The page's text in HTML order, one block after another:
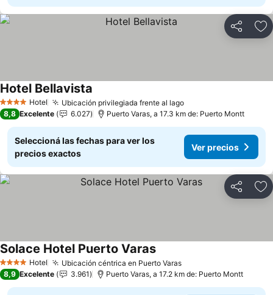
Compartir
4 EstrellasHotel Ubicación privilegiada frente al lago
Hotel Bellavista
8,8 Excelente 6.027 Puerto Varas, a 17.3 km de: Puerto Montt
Seleccioná las fechas para ver los
precios exactos
Ver precios
Compartir
4 EstrellasHotel Ubicación céntrica en Puerto Varas
Solace Hotel Puerto Varas
8,9 Excelente 3.961 Puerto Varas, a 17.2 km de: Puerto Montt